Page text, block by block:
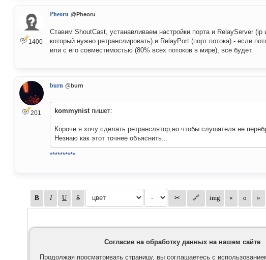
1400
Pheoru @Pheoru
Ставим ShoutCast, устанавливаем настройки порта и RelayServer (ip
который нужно ретранслировать) и RelayPort (порт потока) - если
или с его совместимостью (80% всех потоков в мире), все будет.
201
burn @burn
kommynistпишет:
Короче я хочу сделать ретранслятор,но чтобы слушателя не
Незнаю как этот точнее объяснить...
**********
Согласие на обработку данных на нашем сайте
Продолжая просматривать страницу, вы соглашаетесь с